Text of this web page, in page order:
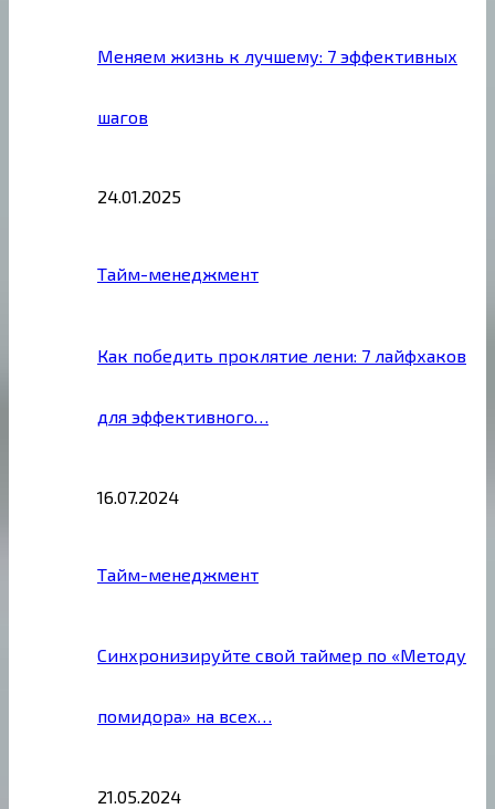
Меняем жизнь к лучшему: 7 эффективных
шагов
24.01.2025
Тайм-менеджмент
Как победить проклятие лени: 7 лайфхаков
для эффективного…
16.07.2024
Тайм-менеджмент
Синхронизируйте свой таймер по «Методу
помидора» на всех…
21.05.2024